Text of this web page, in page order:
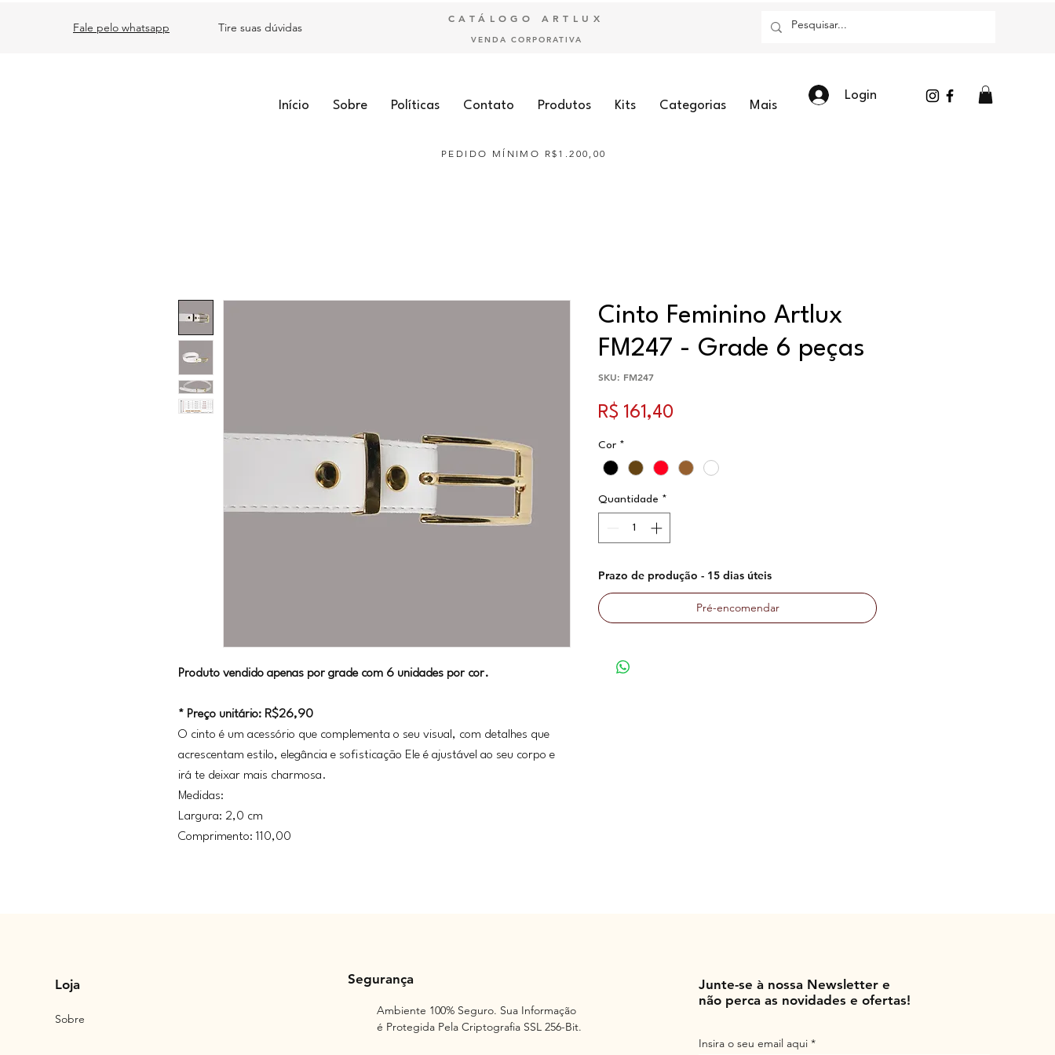
Login
Fale pelo whatsapp Tire suas dúvidas
CATÁLOGO ARTLUX
VENDA CORPORATIVA
Início Sobre Políticas Contato Produtos Kits Categorias Mais
PEDIDO MÍNIMO R$1.200,00
Produto vendido apenas por grade com 6 unidades por cor.
* Preço unitário: R$26,90
O cinto é um acessório que complementa o seu visual, com detalhes que
acrescentam estilo, elegância e sofisticação Ele é ajustável ao seu corpo e
irá te deixar mais charmosa.
Medidas:
Largura: 2,0 cm
Comprimento: 110,00
Cinto Feminino Artlux
FM247 - Grade 6 peças
SKU: FM247
R$ 161,40
Cor *
Quantidade *
Prazo de produção - 15 dias úteis
Pré-encomendar
Loja
Sobre
Segurança
Ambiente 100% Seguro. Sua Informação
é Protegida Pela Criptografia SSL 256-Bit.
Junte-se à nossa Newsletter e
não perca as novidades e ofertas!
Insira o seu email aqui